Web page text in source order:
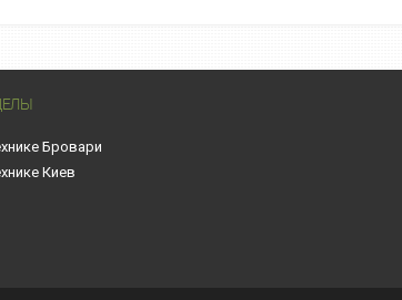
Бровари
Киев